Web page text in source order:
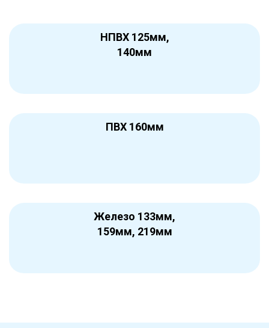
НПВХ 125мм,
140мм
ПВХ 160мм
Железо 133мм,
159мм, 219мм